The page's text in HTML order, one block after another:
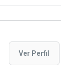
Ver Perfil